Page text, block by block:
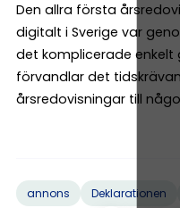
Den allra första
digitalt i Sverige var
det komplicerade
förvandlar det
årsredovisningar till
annons Deklarationen